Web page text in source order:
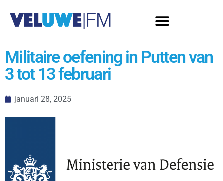
Militaire oefening in Putten van
3 tot 13 februari
januari 28, 2025